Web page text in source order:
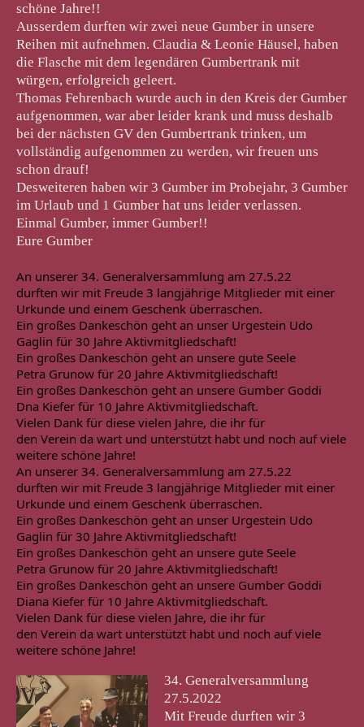
schöne Jahre!!
Ausserdem durften wir zwei neue Gumber in unsere
Reihen mit aufnehmen. Claudia & Leonie Häusel, haben
die Flasche mit dem legendären Gumbertrank mit
würgen, erfolgreich geleert.
Thomas Fehrenbach wurde auch in den Kreis der Gumber
aufgenommen, war aber leider krank und muss deshalb
bei der nächsten GV den Gumbertrank trinken, um
vollständig aufgenommen zu werden, wir freuen uns
schon drauf!
Desweiteren haben wir 3 Gumber im Probejahr, 3 Gumber
im Urlaub und 1 Gumber hat uns leider verlassen.
Einmal Gumber, immer Gumber!!
Eure Gumber
An unserer 34. Generalversammlung am 27.5.22
durften wir mit Freude 3 langjährige Mitglieder mit einer
Urkunde und einem Geschenk überraschen.
Ein großes Dankeschön geht an unser Urgestein Udo
Gaglin für 30 Jahre Aktivmitgliedschaft!
Ein großes Dankeschön geht an unsere gute Seele
Petra Grunow für 20 Jahre Aktivmitgliedschaft!
Ein großes Dankeschön geht an unsere Gumber Goddi
Dna Kiefer für 10 Jahre Aktivmitgliedschaft.
Vielen Dank für diese vielen Jahre, die ihr für
den Verein da wart und unterstützt habt und noch auf viele
weitere schöne Jahre!
An unserer 34. Generalversammlung am 27.5.22
durften wir mit Freude 3 langjährige Mitglieder mit einer
Urkunde und einem Geschenk überraschen.
Ein großes Dankeschön geht an unser Urgestein Udo
Gaglin für 30 Jahre Aktivmitgliedschaft!
Ein großes Dankeschön geht an unsere gute Seele
Petra Grunow für 20 Jahre Aktivmitgliedschaft!
Ein großes Dankeschön geht an unsere Gumber Goddi
Diana Kiefer für 10 Jahre Aktivmitgliedschaft.
Vielen Dank für diese vielen Jahre, die ihr für
den Verein da wart unterstützt habt und noch auf viele
weitere schöne Jahre!
34. Generalversammlung
27.5.2022
Mit Freude durften wir 3